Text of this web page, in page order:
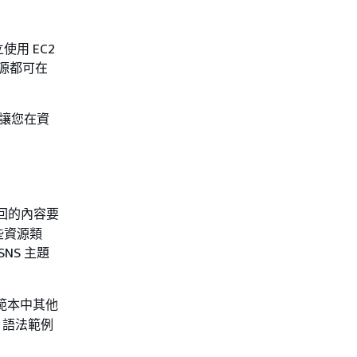
用 EC2
都可在
您在資
的內容要
資源類
主題
本中其他
語法範例